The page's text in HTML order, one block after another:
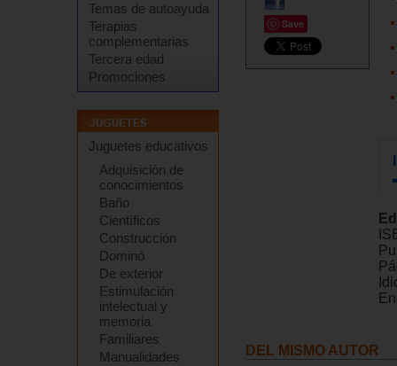
Temas de autoayuda
Terapias
complementarias
Tercera edad
Promociones
Juguetes educativos
Adquisición de
conocimientos
Baño
Científicos
Construcción
Dominó
De exterior
Estimulación
intelectual y
memoria
Familiares
Manualidades
Save
DEL MISMO AUTOR